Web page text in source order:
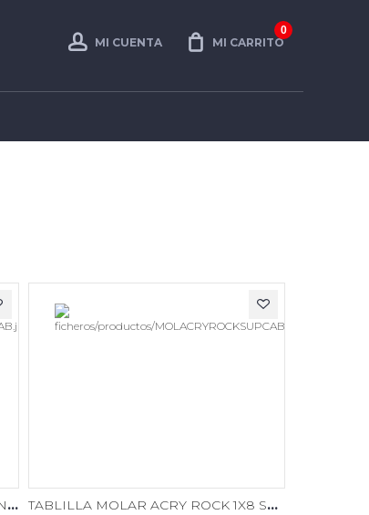
0
MI CARRITO
MI CUENTA
TABLILLA MOLAR ACRY ROCK 1X8 INFERIOR TABLILLA MOLAR ACRY ROCK 1X8 SUPERIOR